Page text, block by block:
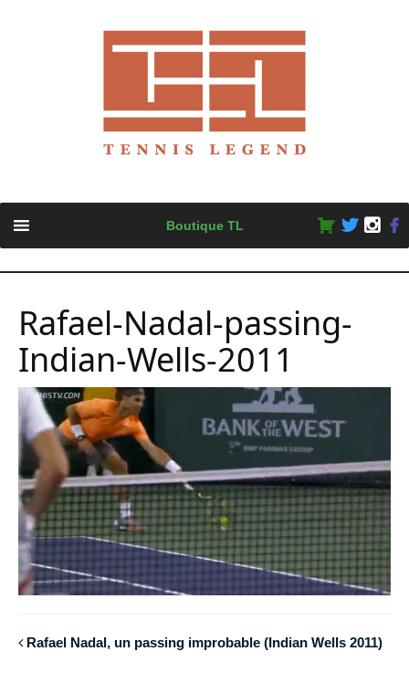
content
Boutique TL
Rafael-Nadal-passing-
Indian-Wells-2011
Rafael Nadal, un passing improbable (Indian Wells 2011)